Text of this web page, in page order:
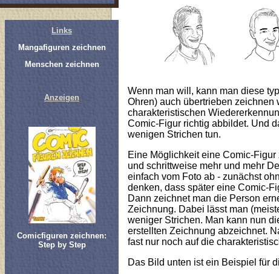
Links
Mangafiguren zeichnen
Menschen zeichnen
Anzeigen
Comicfiguren zeichnen:
Step by Step
Wenn man will, kann man diese
Ohren) auch übertrieben zeichnen
charakteristischen
Comic-Figur richtig abbildet. Und
wenigen Strichen tun.
Eine Möglichkeit eine Comic-
und schrittweise mehr und mehr
einfach vom Foto ab - zunächst
denken, dass später eine Comic-
Dann zeichnet man die Person
Zeichnung. Dabei lässt man
weniger Strichen. Man kann nun
erstellten Zeichnung abzeichnet.
fast nur noch auf die
Das Bild unten ist ein Beispiel für